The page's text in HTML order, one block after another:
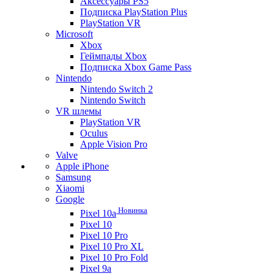
Подписка PlayStation Plus
PlayStation VR
Microsoft
Xbox
Геймпады Xbox
Подписка Xbox Game Pass
Nintendo
Nintendo Switch 2
Nintendo Switch
VR шлемы
PlayStation VR
Oculus
Apple Vision Pro
Valve
Apple iPhone
Samsung
Xiaomi
Google
Pixel 10a Новинка
Pixel 10
Pixel 10 Pro
Pixel 10 Pro XL
Pixel 10 Pro Fold
Pixel 9a